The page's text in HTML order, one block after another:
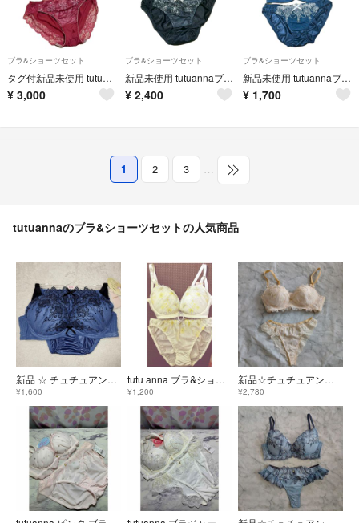
ブラ&ショーツセット
タグ付新品未使用 tutuanna運命のブラショーツセットb65赤 L字ワイヤー
¥ 3,000
ブラ&ショーツセット
新品未使用 tutuannaブラショーツセットb65 ブラック 黒 L字ワイヤー
¥ 2,400
ブラ&ショーツセット
新品未使用 tutuannaブラショーツセットb65 ネイビー紺色 L字ワイヤー
¥ 1,700
1 2 3 …
tutuannaのブラ&ショーツセットの人気商品
新品 ☆ チュチュアンナ E75 幾何学 谷間タイプ 寄せ上げ ブラ＆ショーツ
¥1,600
tutu anna ブラ&ショーツセット
¥1,200
新品☆チュチュアンナC75ブラ＆Tショーツセット☆下着
¥2,780